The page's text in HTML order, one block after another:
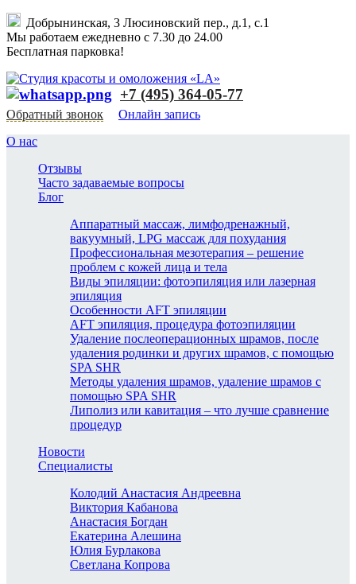
Добрынинская, 3 Люсиновский пер., д.1, с.1
Мы работаем ежедневно с 7.30 до 24.00
Бесплатная парковка!
+7 (495) 364-05-77
Обратный звонок
Онлайн запись
О нас
Отзывы
Часто задаваемые вопросы
Блог
Аппаратный массаж, лимфодренажный,
вакуумный, LPG массаж для похудания
Профессиональная мезотерапия – решение
проблем с кожей лица и тела
Виды эпиляции: фотоэпиляция или лазерная
эпиляция
Особенности AFT эпиляции
AFT эпиляция, процедура фотоэпиляции
Удаление послеоперационных шрамов, после
удаления родинки и других шрамов, с помощью
SPA SHR
Методы удаления шрамов, удаление шрамов с
помощью SPA SHR
Липолиз или кавитация – что лучше сравнение
процедур
Новости
Специалисты
Колодий Анастасия Андреевна
Виктория Кабанова
Анастасия Богдан
Екатерина Алешина
Юлия Бурлакова
Светлана Копрова